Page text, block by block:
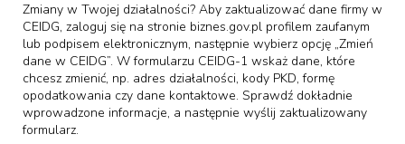
Zmiany w Twojej działalności? Aby zaktualizować dane firmy w
CEIDG, zaloguj się na stronie biznes.gov.pl profilem zaufanym
lub podpisem elektronicznym, następnie wybierz opcję „Zmień
dane w CEIDG”. W formularzu CEIDG-1 wskaż dane, które
chcesz zmienić, np. adres działalności, kody PKD, formę
opodatkowania czy dane kontaktowe. Sprawdź dokładnie
wprowadzone informacje, a następnie wyślij zaktualizowany
formularz.